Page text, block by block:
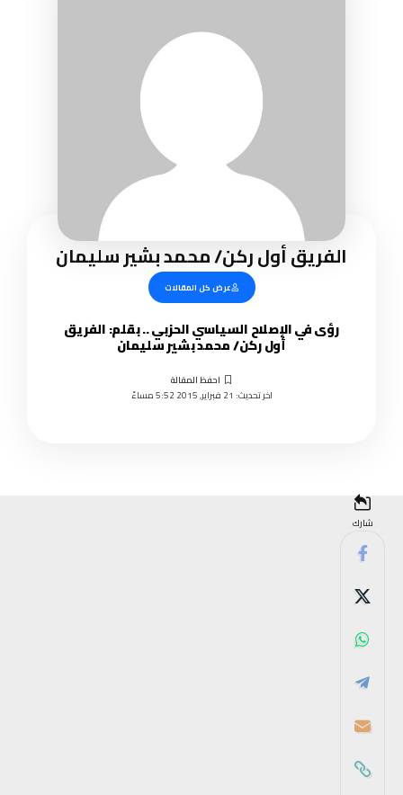
الفريق أول ركن/ محمد بشير سليمان
عرض كل المقالات
رؤى في الإصلاح السياسي الحزبي .. بقلم: الفريق
أول ركن/ محمد بشير سليمان
اخر تحديث: 21 فبراير, 2015 5:52 مساءً
شارك